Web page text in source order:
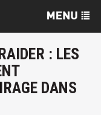
: LES
DANS